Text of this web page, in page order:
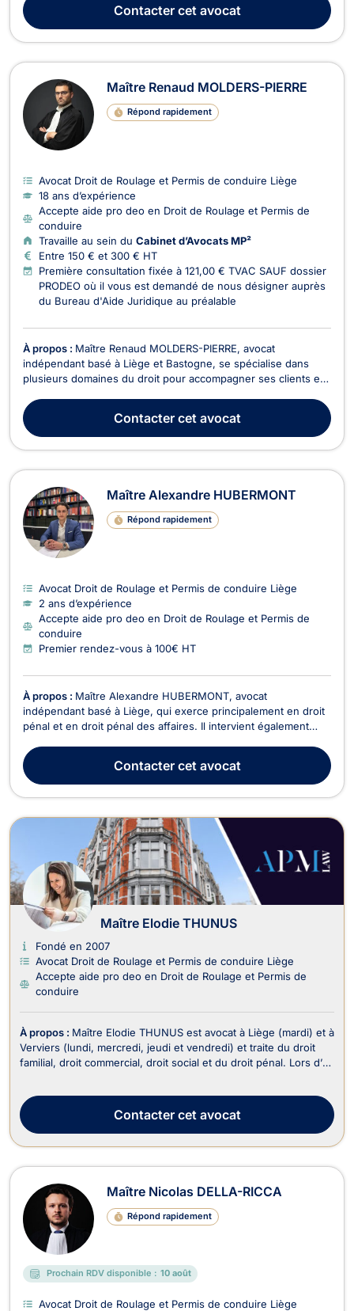
aujourd'hui principalement en droi...
Contactercet avocat
Maître Renaud MOLDERS-PIERRE
Répond rapidement
Avocat Droit de Roulage et Permis de conduire Liège
18 ans d’expérience
Accepte aide pro deo en Droit de Roulage et Permis de
conduire
Travaille au sein du Cabinet d’Avocats MP²
Entre 150 € et 300 € HT
Première consultation fixée à 121,00 € TVAC SAUF dossier
PRODEO où il vous est demandé de nous désigner auprès
du Bureau d'Aide Juridique au préalable
À propos : Maître Renaud MOLDERS-PIERRE, avocat
indépendant basé à Liège et Bastogne, se spécialise dans
plusieurs domaines du droit pour accompagner ses clients en
droit du sport, droit de Roulage et Permis de conduire, droit
commercial - concurrence et droit pénal. Fonda...
Contactercet avocat
Maître Alexandre HUBERMONT
Répond rapidement
Avocat Droit de Roulage et Permis de conduire Liège
2 ans d’expérience
Accepte aide pro deo en Droit de Roulage et Permis de
conduire
Premier rendez-vous à 100€ HT
À propos : Maître Alexandre HUBERMONT, avocat
indépendant basé à Liège, qui exerce principalement en droit
pénal et en droit pénal des affaires. Il intervient également
roulage et permis de conduire, le droit civil, le droit des
affaires, le droit de la sécurité sociale, le ...
Contactercet avocat
Maître Elodie THUNUS
Fondé en 2007
Avocat Droit de Roulage et Permis de conduire Liège
Accepte aide pro deo en Droit de Roulage et Permis de
conduire
À propos : Maître Elodie THUNUS est avocat à Liège (mardi) et à
Verviers (lundi, mercredi, jeudi et vendredi) et traite du droit
familial, droit commercial, droit social et du droit pénal. Lors d’un
découlent telles ...
Contactercet avocat
Maître Nicolas DELLA-RICCA
Répond rapidement
Prochain RDV disponible : 10 août
Avocat Droit de Roulage et Permis de conduire Liège